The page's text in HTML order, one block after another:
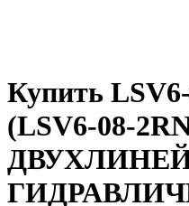
Купить
(LSV6-08-